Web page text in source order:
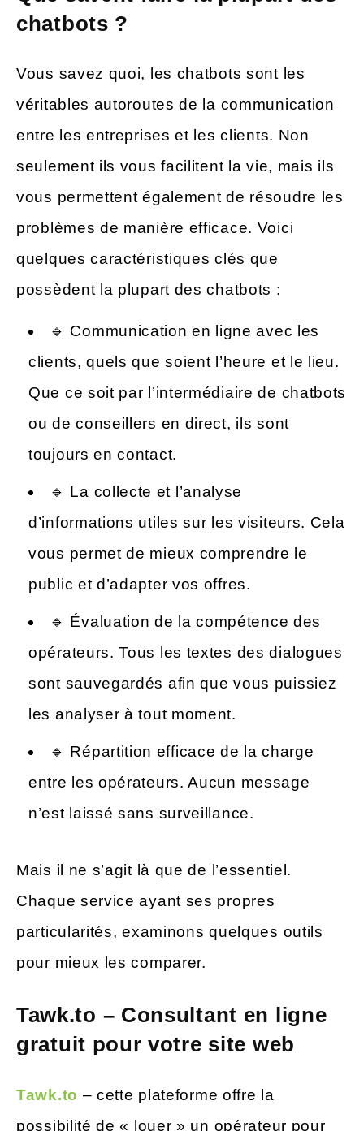
chatbots ?
Vous savez quoi, les chatbots sont les
véritables autoroutes de la communication
entre les entreprises et les clients. Non
seulement ils vous facilitent la vie, mais ils
vous permettent également de résoudre les
problèmes de manière efficace. Voici
quelques caractéristiques clés que
possèdent la plupart des chatbots :
🔹 Communication en ligne avec les
clients, quels que soient l’heure et le lieu.
Que ce soit par l’intermédiaire de chatbots
ou de conseillers en direct, ils sont
toujours en contact.
🔹 La collecte et l’analyse
d’informations utiles sur les visiteurs. Cela
vous permet de mieux comprendre le
public et d’adapter vos offres.
🔹 Évaluation de la compétence des
opérateurs. Tous les textes des dialogues
sont sauvegardés afin que vous puissiez
les analyser à tout moment.
🔹 Répartition efficace de la charge
entre les opérateurs. Aucun message
n’est laissé sans surveillance.
Mais il ne s’agit là que de l’essentiel.
Chaque service ayant ses propres
particularités, examinons quelques outils
pour mieux les comparer.
Tawk.to – Consultant en ligne
gratuit pour votre site web
Tawk.to – cette plateforme offre la
possibilité de « louer » un opérateur pour